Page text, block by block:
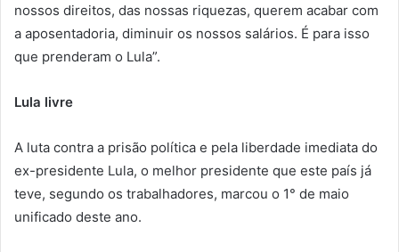
nossos direitos, das nossas riquezas, querem acabar com
a aposentadoria, diminuir os nossos salários. É para isso
que prenderam o Lula”.
Lula livre
A luta contra a prisão política e pela liberdade imediata do
ex-presidente Lula, o melhor presidente que este país já
teve, segundo os trabalhadores, marcou o 1° de maio
unificado deste ano.